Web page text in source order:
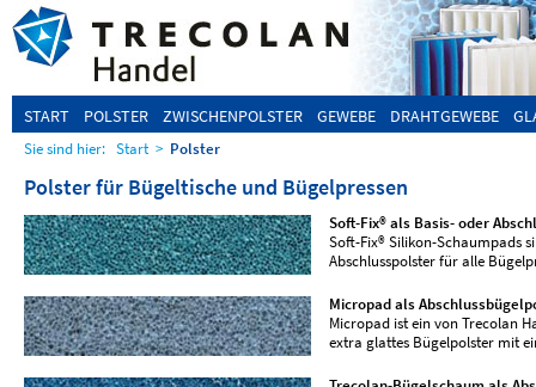
START POLSTER ZWISCHENPOLSTER GEWEBE DRAHTGEWEBE
Sie sind hier: Start > Polster
Polster für Bügeltische und Bügelpressen
Soft-Fix® als Basis- oder
Soft-Fix® Silikon-Schaumpads
Abschlusspolster für alle
Micropad als
Micropad ist ein von Trecolan
extra glattes Bügelpolster mit